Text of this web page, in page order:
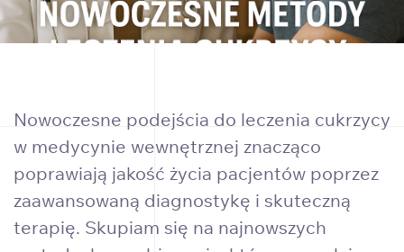
Nowoczesne podejścia do leczenia cukrzycy
w medycynie wewnętrznej znacząco
poprawiają jakość życia pacjentów poprzez
zaawansowaną diagnostykę i skuteczną
terapię. Skupiam się na najnowszych